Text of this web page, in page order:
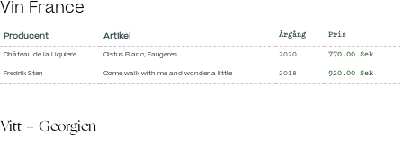
Vin France
Producent Artikel Årgång Pris
Château de la Liquiere Cistus Blanc, Faugéres 2020 770.00 Sek
Fredrik Sten Come walk with me and wonder a little 2018 920.00 Sek
Vitt - Georgien